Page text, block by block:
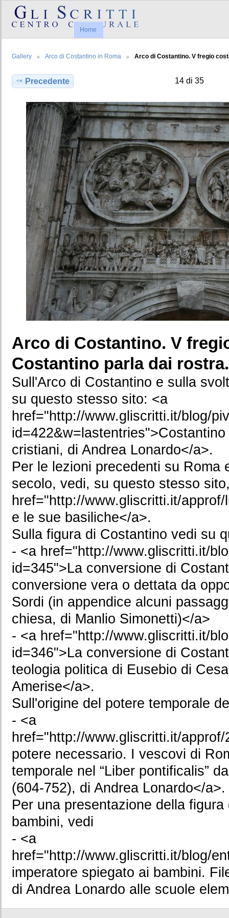
Home
Gallery Arco di Costantino in Roma Arco di Costantino. V fregio
Precedente 14 di 35
Arco di Costantino. V
Costantino parla dai rostra.
Sull'Arco di Costantino e sulla
su questo stesso sito: <a
href="http://www.gliscritti.it/blog/
cristiani, di Andrea Lonardo</a>.
Per le lezioni precedenti su Roma
secolo, vedi, su questo stesso
href="http://www.gliscritti.it/
e le sue basiliche</a>.
Sulla figura di Costantino vedi su
- <a href="http://www.gliscritti.it/
id=345">La conversione di
conversione vera o dettata da
Sordi (in appendice alcuni
chiesa, di Manlio Simonetti)</a>
- <a href="http://www.gliscritti.it/
id=346">La conversione di
teologia politica di Eusebio di
Amerise</a>.
Sull'origine del potere temporale
- <a
href="http://www.gliscritti.it/
potere necessario. I vescovi di
temporale nel “Liber pontificalis”
(604-752), di Andrea Lonardo</a>.
Per una presentazione della
bambini, vedi
- <a
href="http://www.gliscritti.it/blog/
imperatore spiegato ai bambini.
di Andrea Lonardo alle scuole